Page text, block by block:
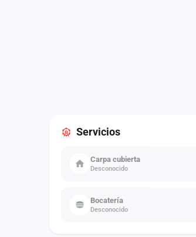
Servicios
Carpa cubierta
Desconocido
Bocatería
Desconocido